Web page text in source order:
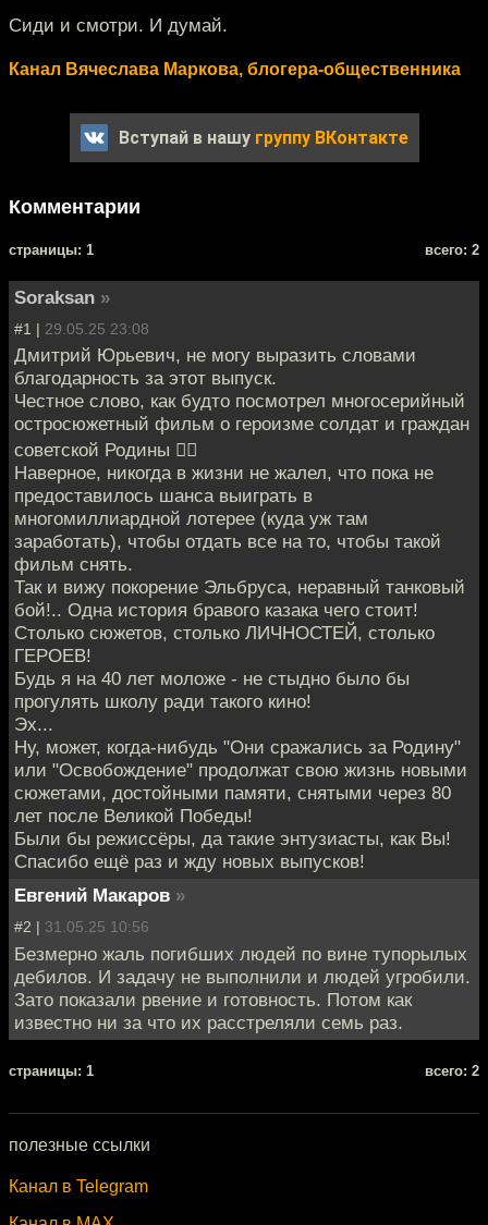
Сиди и смотри. И думай.
Канал Вячеслава Маркова, блогера-общественника
Вступай в нашу группу ВКонтакте
Комментарии
cтраницы: 1 всего: 2
Soraksan »
#1 | 29.05.25 23:08
Дмитрий Юрьевич, не могу выразить словами
благодарность за этот выпуск.
Честное слово, как будто посмотрел многосерийный
остросюжетный фильм о героизме солдат и граждан
советской Родины ❤️‍🔥
Наверное, никогда в жизни не жалел, что пока не
предоставилось шанса выиграть в
многомиллиардной лотерее (куда уж там
заработать), чтобы отдать все на то, чтобы такой
фильм снять.
Так и вижу покорение Эльбруса, неравный танковый
бой!.. Одна история бравого казака чего стоит!
Столько сюжетов, столько ЛИЧНОСТЕЙ, столько
ГЕРОЕВ!
Будь я на 40 лет моложе - не стыдно было бы
прогулять школу ради такого кино!
Эх...
Ну, может, когда-нибудь "Они сражались за Родину"
или "Освобождение" продолжат свою жизнь новыми
сюжетами, достойными памяти, снятыми через 80
лет после Великой Победы!
Были бы режиссёры, да такие энтузиасты, как Вы!
Спасибо ещё раз и жду новых выпусков!
Евгений Макаров »
#2 | 31.05.25 10:56
Безмерно жаль погибших людей по вине тупорылых
дебилов. И задачу не выполнили и людей угробили.
Зато показали рвение и готовность. Потом как
известно ни за что их расстреляли семь раз.
cтраницы: 1 всего: 2
полезные ссылки
Канал в Telegram